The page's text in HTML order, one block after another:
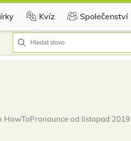
Kvíz Společenství
HowToPronounce od listopad 2019